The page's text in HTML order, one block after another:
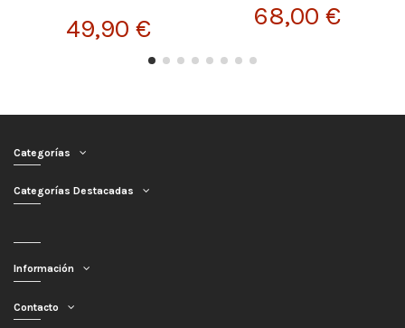
49,90 € 68,00 €
Categorías
Categorías Destacadas
Información
Contacto